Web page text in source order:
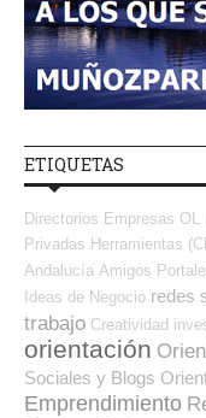
ETIQUETAS
Directorios Empresas OL
Privadas Herramientas
Andalucía Amigos
Ideas de Negocio redes
trabajo Creatividad
orientación
Sociales y Blogs
Emprendimiento